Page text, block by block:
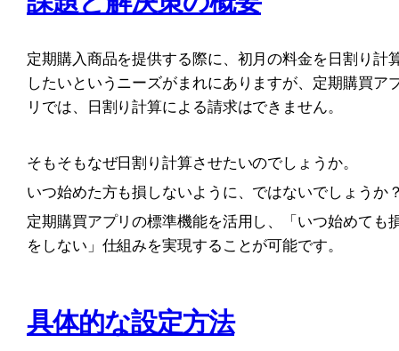
定期購入商品を提供する際に、初月の料金を日割り計
したいというニーズがまれにありますが、定期購買ア
リでは、日割り計算による請求はできません。
そもそもなぜ日割り計算させたいのでしょうか。
いつ始めた方も損しないように、ではないでしょうか
定期購買アプリの標準機能を活用し、「いつ始めても
をしない」仕組みを実現することが可能です。
具体的な設定方法